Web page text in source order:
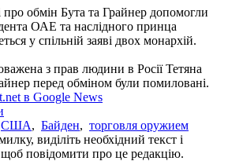
про обмін Бута та Грайнер допомогли
ОАЕ та наслідного принца
у спільній заяві двох монархій.
з прав людини в Росії Тетяна
перед обміном були помиловані.
в Google News
США, Байден, торговля оружием
виділіть необхідний текст і
повідомити про це редакцію.